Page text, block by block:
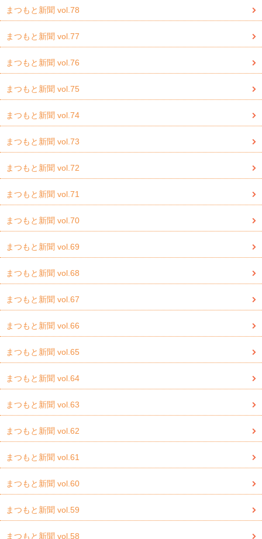
まつもと新聞 vol.78
まつもと新聞 vol.77
まつもと新聞 vol.76
まつもと新聞 vol.75
まつもと新聞 vol.74
まつもと新聞 vol.73
まつもと新聞 vol.72
まつもと新聞 vol.71
まつもと新聞 vol.70
まつもと新聞 vol.69
まつもと新聞 vol.68
まつもと新聞 vol.67
まつもと新聞 vol.66
まつもと新聞 vol.65
まつもと新聞 vol.64
まつもと新聞 vol.63
まつもと新聞 vol.62
まつもと新聞 vol.61
まつもと新聞 vol.60
まつもと新聞 vol.59
まつもと新聞 vol.58